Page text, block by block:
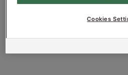
Kiszerelés: zsák
Cookies